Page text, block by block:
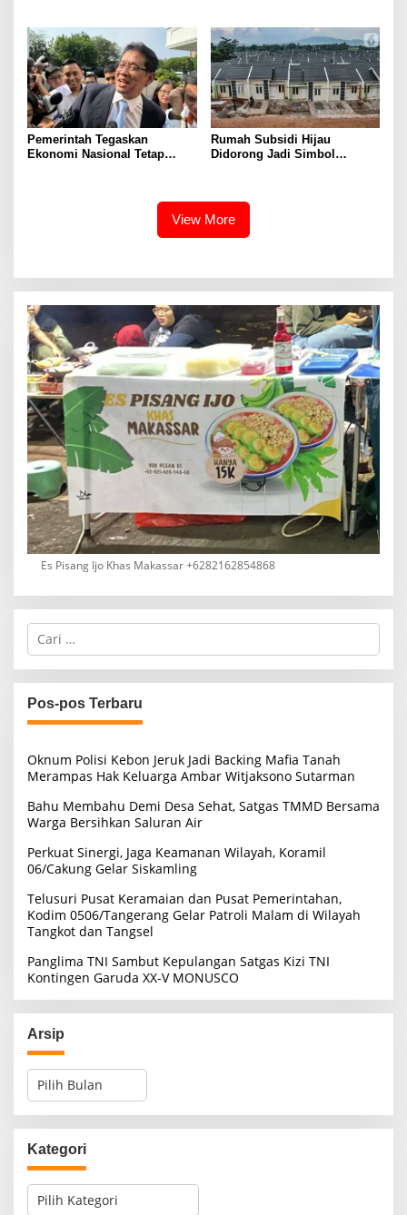
Periode Juli 2026
Pemerintah Tegaskan
Ekonomi Nasional Tetap
Rumah Subsidi Hijau
Didorong Jadi Simbol
View More
Es Pisang Ijo Khas Makassar +6282162854868
C
i
u
n
t
k
:
Pos-pos Terbaru
Oknum Polisi Kebon Jeruk Jadi Backing Mafia Tanah
Merampas Hak Keluarga Ambar Witjaksono Sutarman
Bahu Membahu Demi Desa Sehat, Satgas TMMD Bersama
Warga Bersihkan Saluran Air
Perkuat Sinergi, Jaga Keamanan Wilayah, Koramil
06/Cakung Gelar Siskamling
Telusuri Pusat Keramaian dan Pusat Pemerintahan,
Kodim 0506/Tangerang Gelar Patroli Malam di Wilayah
Tangkot dan Tangsel
Panglima TNI Sambut Kepulangan Satgas Kizi TNI
Kontingen Garuda XX-V MONUSCO
Arsip
A
i
pKategori
K